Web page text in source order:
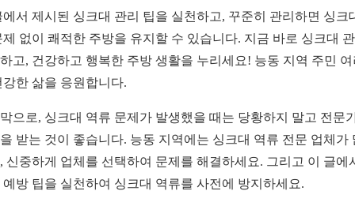
에서 제시된 싱크대 관리 팁을 실천하고, 꾸준히 관리하면 싱크
제 없이 쾌적한 주방을 유지할 수 있습니다. 지금 바로 싱크대
고, 건강하고 행복한 주방 생활을 누리세요! 능동 지역 주민
강한 삶을 응원합니다.
으로, 싱크대 역류 문제가 발생했을 때는 당황하지 말고 전문
받는 것이 좋습니다. 능동 지역에는 싱크대 역류 전문 업체가
신중하게 업체를 선택하여 문제를 해결하세요. 그리고 이 글에
예방 팁을 실천하여 싱크대 역류를 사전에 방지하세요.